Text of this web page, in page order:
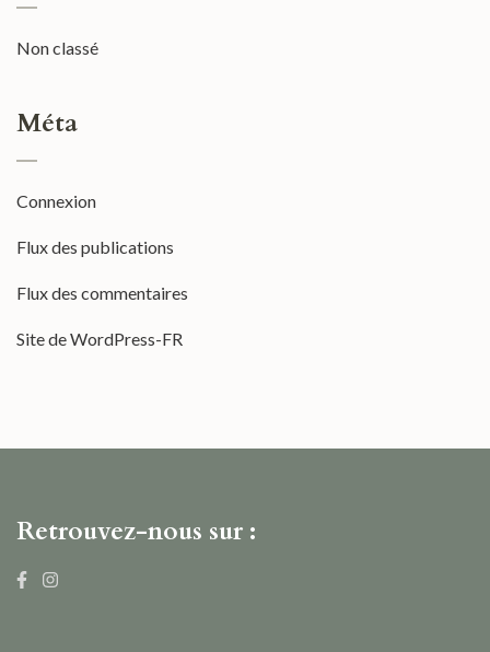
Non classé
Méta
Connexion
Flux des publications
Flux des commentaires
Site de WordPress-FR
Retrouvez-nous sur :